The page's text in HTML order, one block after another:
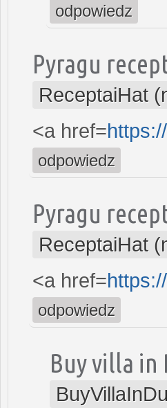
odpowiedz
Pyragu
ReceptaiHat
<a href=
odpowiedz
Pyragu
ReceptaiHat
<a href=
odpowiedz
Buy villa in